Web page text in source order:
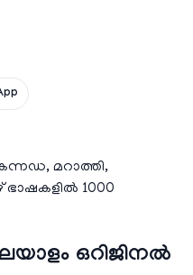
മറാത്തി,
ഭാഷകളിൽ 1000
ഒറിജിനൽ